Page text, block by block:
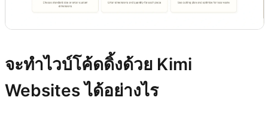
จะทำไวบ์โค้ดดิ้งด้วย Kimi
Websites ได้อย่างไร